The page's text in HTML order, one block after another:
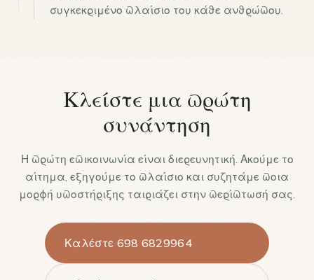
συγκεκριμένο πλαίσιο του κάθε ανθρώπου.
Κλείστε μια πρώτη
συνάντηση
Η πρώτη επικοινωνία είναι διερευνητική. Ακούμε το
αίτημα, εξηγούμε το πλαίσιο και συζητάμε ποια
μορφή υποστήριξης ταιριάζει στην περίπτωσή σας.
Καλέστε 698 6829964